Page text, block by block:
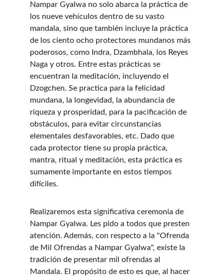
Nampar Gyalwa no solo abarca la práctica de
los nueve vehículos dentro de su vasto
mandala, sino que también incluye la práctica
de los ciento ocho protectores mundanos más
poderosos, como Indra, Dzambhala, los Reyes
Naga y otros. Entre estas prácticas se
encuentran la meditación, incluyendo el
Dzogchen. Se practica para la felicidad
mundana, la longevidad, la abundancia de
riqueza y prosperidad, para la pacificación de
obstáculos, para evitar circunstancias
elementales desfavorables, etc. Dado que
cada protector tiene su propia práctica,
mantra, ritual y meditación, esta práctica es
sumamente importante en estos tiempos
difíciles.
Realizaremos esta significativa ceremonia de
Nampar Gyalwa. Les pido a todos que presten
atención. Además, con respecto a la "Ofrenda
de Mil Ofrendas a Nampar Gyalwa", existe la
tradición de presentar mil ofrendas al
Mandala. El propósito de esto es que, al hacer